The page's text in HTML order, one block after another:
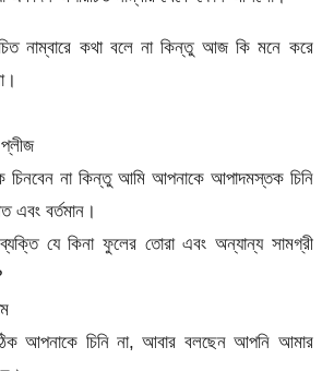
নাম্বারে কথা বলে না কিন্তু আজ কি মনে করে
না কিন্তু আমি আপনাকে আপাদমস্তক চিনি
এবং বর্তমান।
যে কিনা ফুলের তোরা এবং অন্যান্য সামগ্রী
আপনাকে চিনি না, আবার বলছেন আপনি আমার